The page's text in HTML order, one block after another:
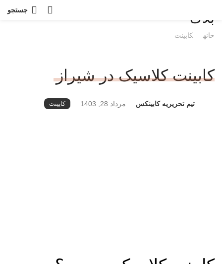
جستجو
بلاگ
خانه کابینت
کابینت کلاسیک در شیراز
تیم تحریریه کابینکس مرداد 28, 1403 کابینت